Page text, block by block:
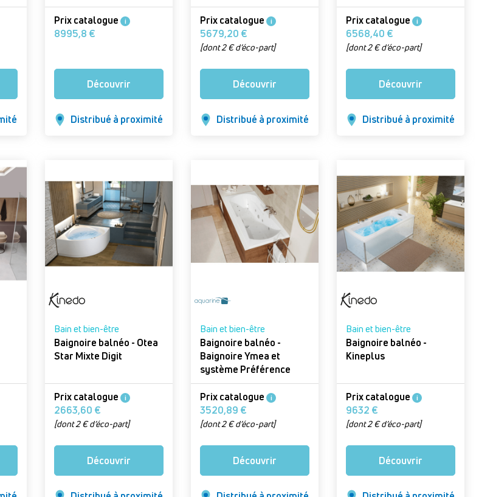
Prix catalogue i
8995,8 €
Découvrir
Distribué à proximité
Prix catalogue i
5679,20 €
[dont 2 € d’éco-part]
Découvrir
Distribué à proximité
Prix catalogue i
6568,40 €
[dont 2 € d’éco-part]
Découvrir
Distribué à proximité
Bain et bien-être
Baignoire balnéo - Otea
Star Mixte Digit
Prix catalogue i
2663,60 €
[dont 2 € d’éco-part]
Découvrir
Bain et bien-être
Baignoire balnéo -
Baignoire Ymea et
système Préférence
Prix catalogue i
3520,89 €
[dont 2 € d’éco-part]
Découvrir
Bain et bien-être
Baignoire balnéo -
Kineplus
Prix catalogue i
9632 €
[dont 2 € d’éco-part]
Découvrir